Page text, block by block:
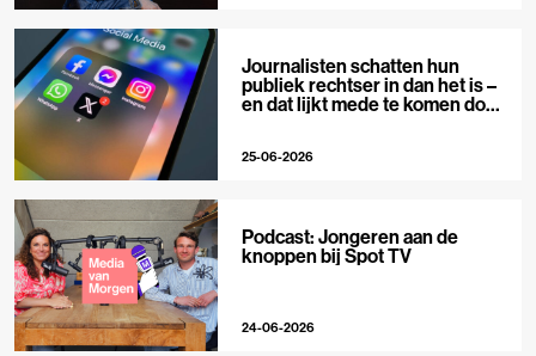
Journalisten schatten hun
publiek rechtser in dan het is –
en dat lijkt mede te komen door
25-06-2026
Podcast: Jongeren aan de
knoppen bij Spot TV
24-06-2026